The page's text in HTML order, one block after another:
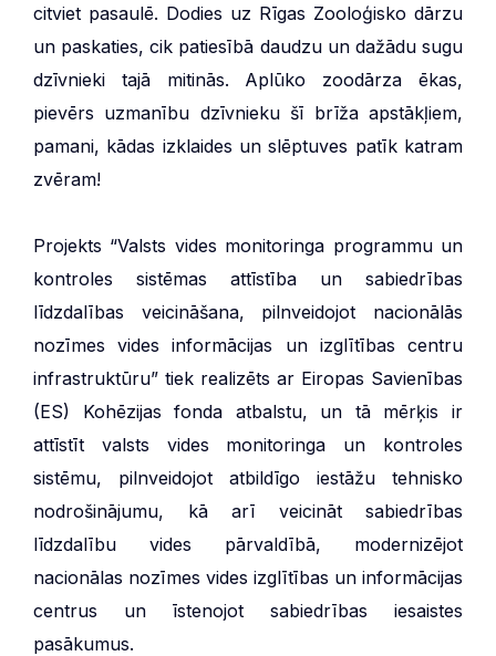
citviet pasaulē. Dodies uz Rīgas Zooloģisko dārzu
un paskaties, cik patiesībā daudzu un dažādu sugu
dzīvnieki tajā mitinās. Aplūko zoodārza ēkas,
pievērs uzmanību dzīvnieku šī brīža apstākļiem,
pamani, kādas izklaides un slēptuves patīk katram
zvēram!
Projekts “Valsts vides monitoringa programmu un
kontroles sistēmas attīstība un sabiedrības
līdzdalības veicināšana, pilnveidojot nacionālās
nozīmes vides informācijas un izglītības centru
infrastruktūru” tiek realizēts ar Eiropas Savienības
(ES) Kohēzijas fonda atbalstu, un tā mērķis ir
attīstīt valsts vides monitoringa un kontroles
sistēmu, pilnveidojot atbildīgo iestāžu tehnisko
nodrošinājumu, kā arī veicināt sabiedrības
līdzdalību vides pārvaldībā, modernizējot
nacionālas nozīmes vides izglītības un informācijas
centrus un īstenojot sabiedrības iesaistes
pasākumus.